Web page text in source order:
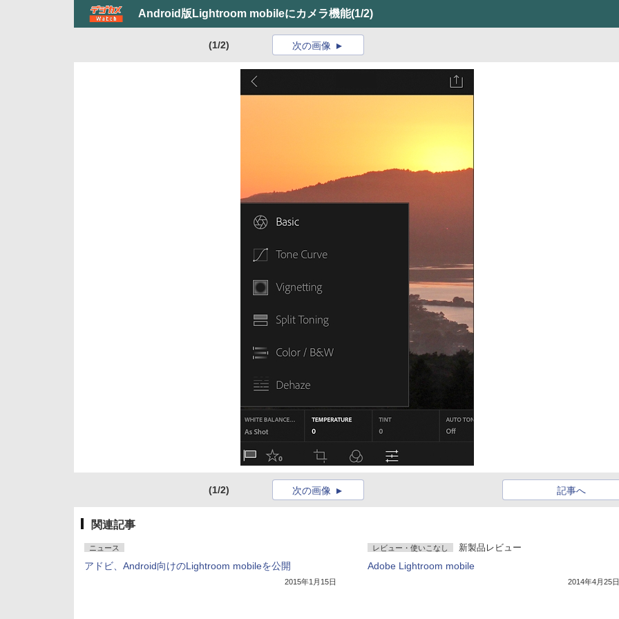
Android版Lightroom mobileにカメラ機能(1/2)
(1/2) 次の画像
(1/2) 記事へ
次の画像
関連記事
ニュース
アドビ、Android向けのLightroom mobileを公開
2015年1月15日
レビュー・使いこなし 新製品レビュー
Adobe Lightroom mobile
2014年4月25日